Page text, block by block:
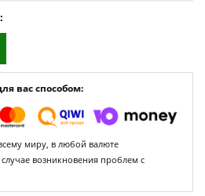
вас способом:
миру, в любой валюте
возникновения проблем с